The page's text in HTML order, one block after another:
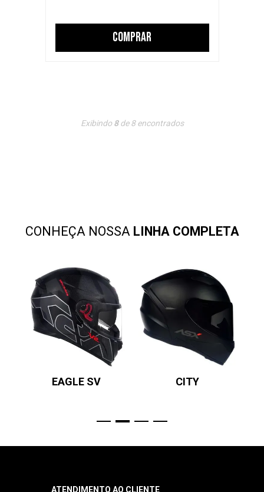
COMPRAR
Exibindo 8de8encontrados
CONHEÇA NOSSA LINHA COMPLETA
EAGLE SV CITY
ATENDIMENTO AO CLIENTE